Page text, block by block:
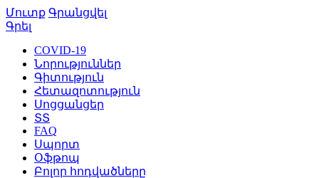
Մուտք Գրանցվել
Գրել
COVID-19
Նորություններ
Գիտություն
Հետազոտություն
Սոցցանցեր
ՏՏ
FAQ
Սպորտ
Օֆթոպ
Բոլոր հոդվածները